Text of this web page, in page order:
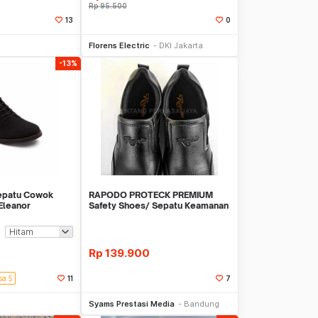
13
Rp95.500
0
Florens Electric DKI Jakarta
-13%
Cowok
5 11
RAPODO PROTECK PREMIUM
Safety Shoes/ Sepatu Keamanan
Rp 139.900
7
Syams Prestasi Media Bandung